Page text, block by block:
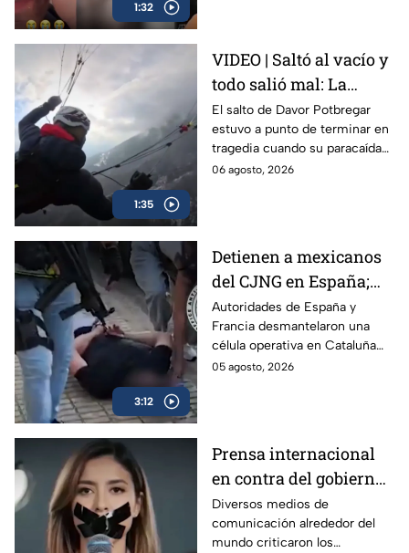
1:32
1:35
VIDEO | Saltó al vacío y
todo salió mal: La
decisión que salvó la
vida de Davor
Potbregar
El salto de Davor Potbregar
estuvo a punto de terminar en
tragedia cuando su paracaídas
falló en pleno vuelo; el sistema
06 agosto, 2026
3:12
Detienen a mexicanos
del CJNG en España;
traficaban droga
diluida en vainilla
Autoridades de España y
Francia desmantelaron una
célula operativa en Cataluña
del cártel Jalisco Nueva
05 agosto, 2026
Prensa internacional
en contra del gobierno
por los Lineamientos
para Callar a México
Diversos medios de
comunicación alrededor del
mundo criticaron los